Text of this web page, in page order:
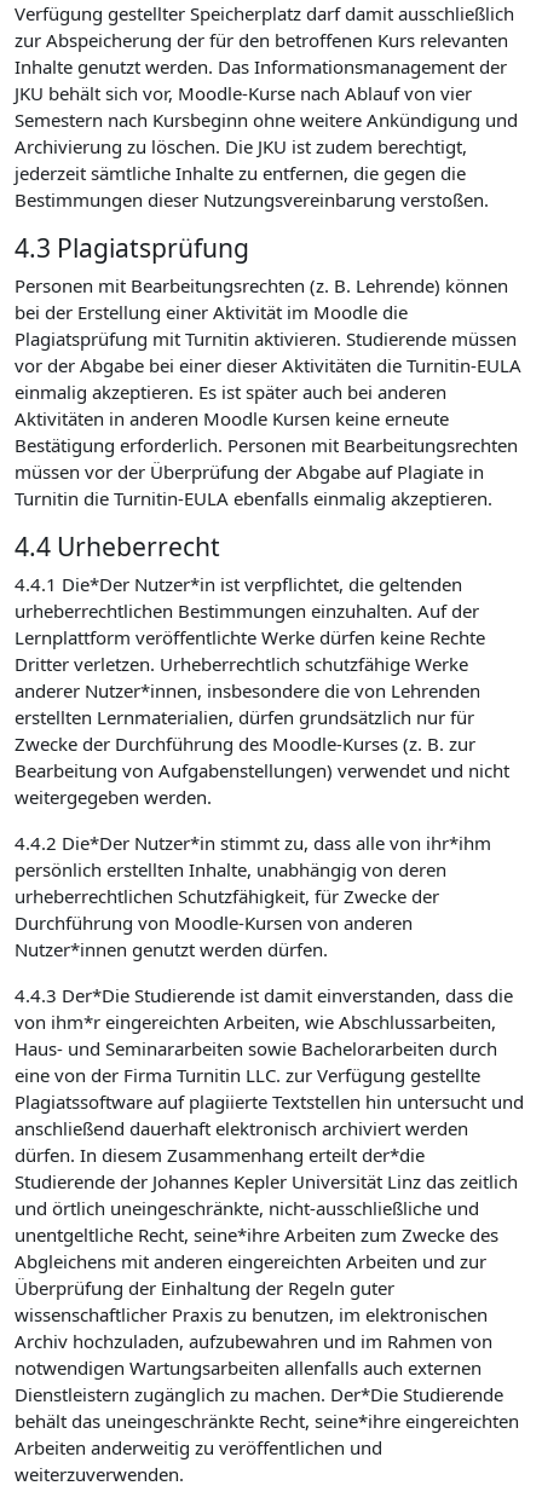
Verfügung gestellter Speicherplatz darf damit ausschließlich
zur Abspeicherung der für den betroffenen Kurs relevanten
Inhalte genutzt werden. Das Informationsmanagement der
JKU behält sich vor, Moodle-Kurse nach Ablauf von vier
Semestern nach Kursbeginn ohne weitere Ankündigung und
Archivierung zu löschen. Die JKU ist zudem berechtigt,
jederzeit sämtliche Inhalte zu entfernen, die gegen die
Bestimmungen dieser Nutzungsvereinbarung verstoßen.
4.3 Plagiatsprüfung
Personen mit Bearbeitungsrechten (z. B. Lehrende) können
bei der Erstellung einer Aktivität im Moodle die
Plagiatsprüfung mit Turnitin aktivieren. Studierende müssen
vor der Abgabe bei einer dieser Aktivitäten die Turnitin-EULA
einmalig akzeptieren. Es ist später auch bei anderen
Aktivitäten in anderen Moodle Kursen keine erneute
Bestätigung erforderlich. Personen mit Bearbeitungsrechten
müssen vor der Überprüfung der Abgabe auf Plagiate in
Turnitin die Turnitin-EULA ebenfalls einmalig akzeptieren.
4.4 Urheberrecht
4.4.1 Die*Der Nutzer*in ist verpflichtet, die geltenden
urheberrechtlichen Bestimmungen einzuhalten. Auf der
Lernplattform veröffentlichte Werke dürfen keine Rechte
Dritter verletzen. Urheberrechtlich schutzfähige Werke
anderer Nutzer*innen, insbesondere die von Lehrenden
erstellten Lernmaterialien, dürfen grundsätzlich nur für
Zwecke der Durchführung des Moodle-Kurses (z. B. zur
Bearbeitung von Aufgabenstellungen) verwendet und nicht
weitergegeben werden.
4.4.2 Die*Der Nutzer*in stimmt zu, dass alle von ihr*ihm
persönlich erstellten Inhalte, unabhängig von deren
urheberrechtlichen Schutzfähigkeit, für Zwecke der
Durchführung von Moodle-Kursen von anderen
Nutzer*innen genutzt werden dürfen.
4.4.3 Der*Die Studierende ist damit einverstanden, dass die
von ihm*r eingereichten Arbeiten, wie Abschlussarbeiten,
Haus- und Seminararbeiten sowie Bachelorarbeiten durch
eine von der Firma Turnitin LLC. zur Verfügung gestellte
Plagiatssoftware auf plagiierte Textstellen hin untersucht und
anschließend dauerhaft elektronisch archiviert werden
dürfen. In diesem Zusammenhang erteilt der*die
Studierende der Johannes Kepler Universität Linz das zeitlich
und örtlich uneingeschränkte, nicht-ausschließliche und
unentgeltliche Recht, seine*ihre Arbeiten zum Zwecke des
Abgleichens mit anderen eingereichten Arbeiten und zur
Überprüfung der Einhaltung der Regeln guter
wissenschaftlicher Praxis zu benutzen, im elektronischen
Archiv hochzuladen, aufzubewahren und im Rahmen von
notwendigen Wartungsarbeiten allenfalls auch externen
Dienstleistern zugänglich zu machen. Der*Die Studierende
behält das uneingeschränkte Recht, seine*ihre eingereichten
Arbeiten anderweitig zu veröffentlichen und
weiterzuverwenden.